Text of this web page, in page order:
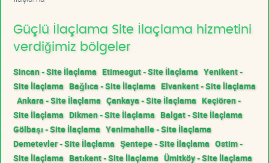
Güçlü İlaçlama Site İlaçlama hizmetini
verdiğimiz bölgeler
Sincan - Site İlaçlama Etimesgut - Site İlaçlama Yenikent -
Site İlaçlama Bağlıca - Site İlaçlama Elvankent - Site İlaçlama
Ankara - Site İlaçlama Çankaya - Site İlaçlama Keçiören -
Site İlaçlama Dikmen - Site İlaçlama Balgat - Site İlaçlama
Gölbaşı - Site İlaçlama Yenimahalle - Site İlaçlama
Demetevler - Site İlaçlama Şentepe - Site İlaçlama Ostim -
Site İlaçlama Batıkent - Site İlaçlama Ümitköy - Site İlaçlama